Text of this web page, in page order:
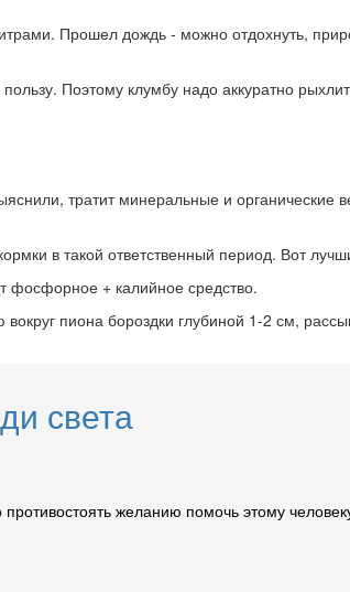
Прошел дождь - можно отдохнуть,
Поэтому клумбу надо аккуратно
тратит минеральные и органические
в такой ответственный период. Вот
фосфорное + калийное средство.
пиона бороздки глубиной 1-2 см,
света
желанию помочь этому